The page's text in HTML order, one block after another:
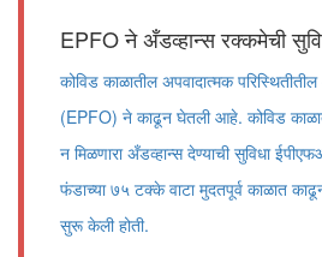
EPFO ने अँडव्हान्स रक्कमेची
कोविड काळातील अपवादात्मक
(EPFO) ने काढून घेतली आहे. कोविड काळात
न मिळणारा अँडव्हान्स देण्याची सुविधा
फंडाच्या ७५ टक्के वाटा मुदतपूर्व काळात
सुरू केली होती.